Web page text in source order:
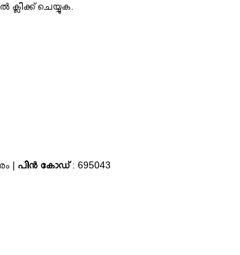
ചെയ്യുക.
|പിന്‍ കോഡ്: 695043